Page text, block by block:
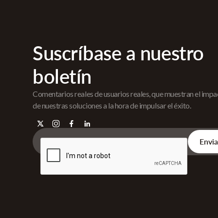
Suscríbase a nuestro
boletín
Comentarios reales de usuarios reales, que muestran el
de nuestras soluciones a la hora de impulsar el éxito.